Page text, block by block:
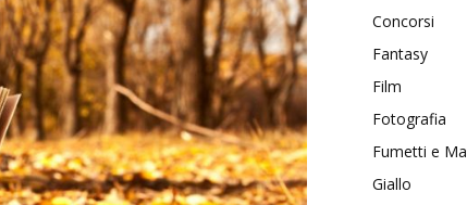
Concorsi
Fantasy
Film
Fotografia
Fumetti e
Giallo